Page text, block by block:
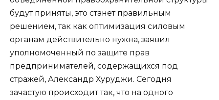
будут приняты, это станет правильным
решением, так как оптимизация силовым
органам действительно нужна, заявил
уполномоченный по защите прав
предпринимателей, содержащихся под
стражей, Александр Хуруджи. Сегодня
зачастую происходит так, что на одного